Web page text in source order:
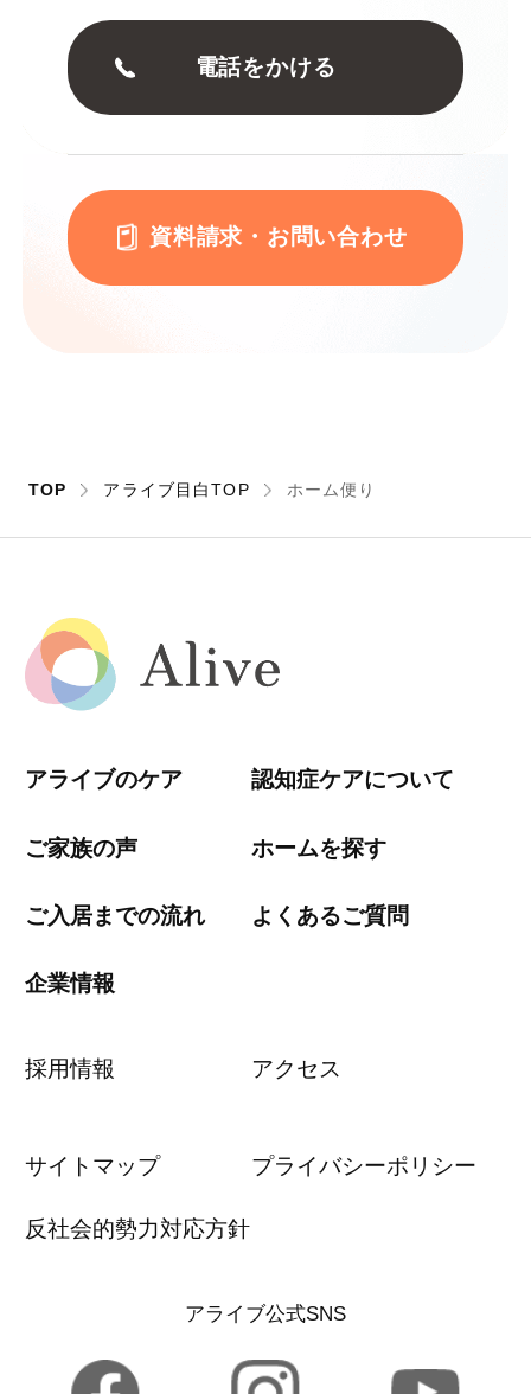
電話をかける
資料請求・お問い合わせ
TOP アライブ目白TOP ホーム便り
アライブのケア 認知症ケアについて
ご家族の声 ホームを探す
ご入居までの流れ よくあるご質問
企業情報
採用情報 アクセス
サイトマップ プライバシーポリシー
反社会的勢力対応方針
アライブ公式SNS